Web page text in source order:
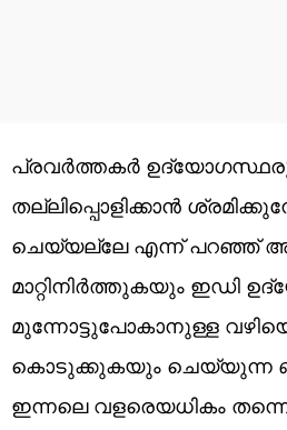
പ്രവർത്തകർ
തല്ലിപ്പൊളിക്കാൻ
ചെയ്യല്ലേ എന്ന് പറഞ്ഞ്
മാറ്റിനിർത്തുകയും ഇഡി
മുന്നോട്ടുപോകാനുള്ള
കൊടുക്കുകയും ചെയ്യുന്ന
ഇന്നലെ വളരെയധികം